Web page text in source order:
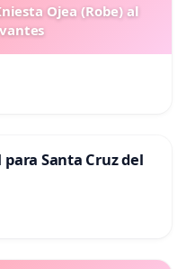
Ojea (Robe) al
Santa Cruz del